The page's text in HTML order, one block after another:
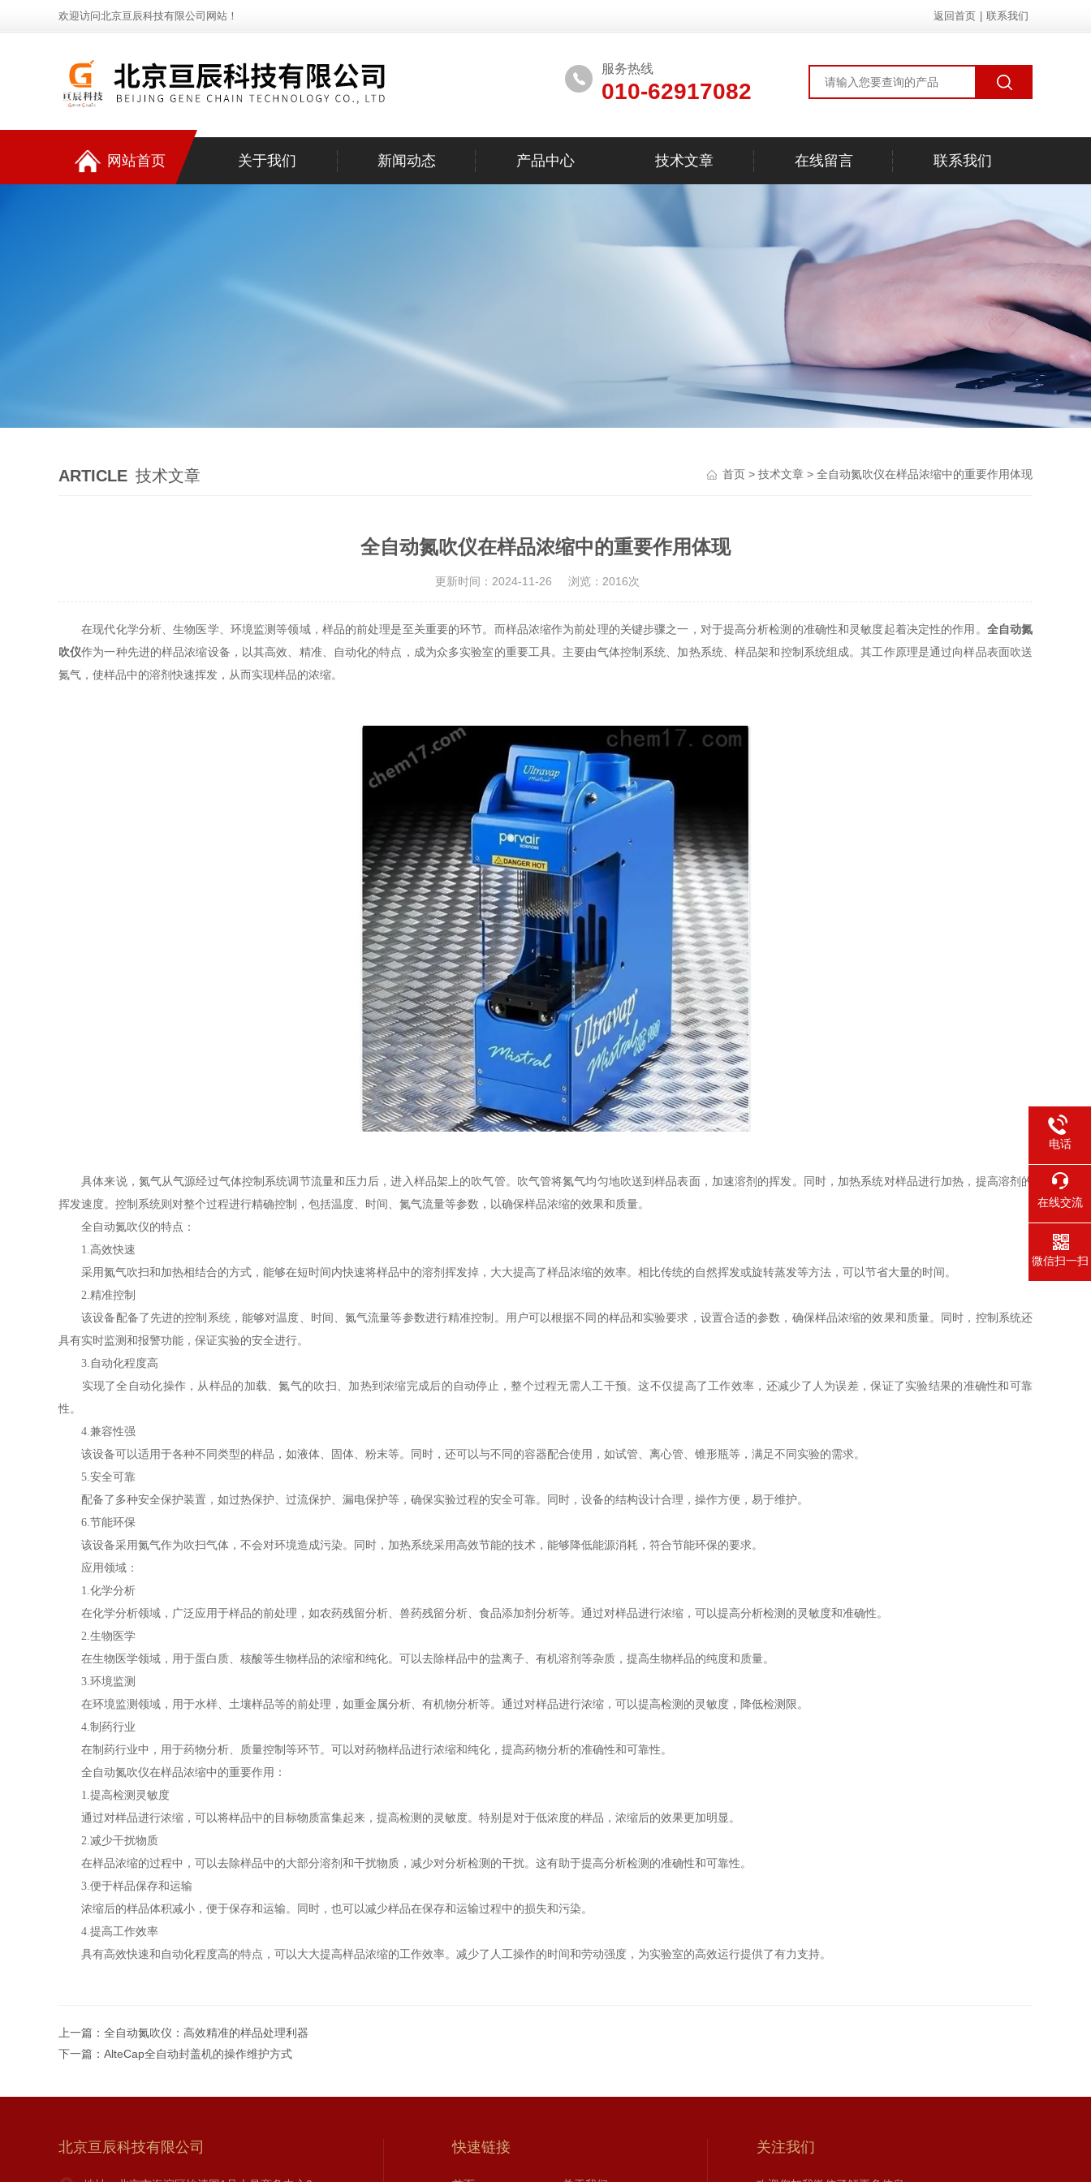
欢迎访问北京亘辰科技有限公司网站！ 返回首页 联系我们
服务热线
010-62917082
网站首页 关于我们 新闻动态 产品中心 技术文章 在线留言 联系我们
ARTICLE 技术文章 首页 > 技术文章 > 全自动氮吹仪在样品浓缩中的重要作用体现
全自动氮吹仪在样品浓缩中的重要作用体现
更新时间：2024-11-26 浏览：2016次
在现代化学分析、生物医学、环境监测等领域，样品的前处理是至关重要的环节。而样品浓缩作为前处理的关键步骤之一，对于提高分析检测的准确性和灵敏度起着决定性的作用。 全自动氮
吹仪作为一种先进的样品浓缩设备，以其高效、精准、自动化的特点，成为众多实验室的重要工具。主要由气体控制系统、加热系统、样品架和控制系统组成。其工作原理是通过向样品表面吹送
氮气，使样品中的溶剂快速挥发，从而实现样品的浓缩。
具体来说，氮气从气源经过气体控制系统调节流量和压力后，进入样品架上的吹气管。吹气管将氮气均匀地吹送到样品表面，加速溶剂的挥发。同时，加热系统对样品进行加热，提高溶剂的
挥发速度。控制系统则对整个过程进行精确控制，包括温度、时间、氮气流量等参数，以确保样品浓缩的效果和质量。
全自动氮吹仪的特点：
1.高效快速
采用氮气吹扫和加热相结合的方式，能够在短时间内快速将样品中的溶剂挥发掉，大大提高了样品浓缩的效率。相比传统的自然挥发或旋转蒸发等方法，可以节省大量的时间。
2.精准控制
该设备配备了先进的控制系统，能够对温度、时间、氮气流量等参数进行精准控制。用户可以根据不同的样品和实验要求，设置合适的参数，确保样品浓缩的效果和质量。同时，控制系统还
具有实时监测和报警功能，保证实验的安全进行。
3.自动化程度高
实现了全自动化操作，从样品的加载、氮气的吹扫、加热到浓缩完成后的自动停止，整个过程无需人工干预。这不仅提高了工作效率，还减少了人为误差，保证了实验结果的准确性和可靠
性。
4.兼容性强
该设备可以适用于各种不同类型的样品，如液体、固体、粉末等。同时，还可以与不同的容器配合使用，如试管、离心管、锥形瓶等，满足不同实验的需求。
5.安全可靠
配备了多种安全保护装置，如过热保护、过流保护、漏电保护等，确保实验过程的安全可靠。同时，设备的结构设计合理，操作方便，易于维护。
6.节能环保
该设备采用氮气作为吹扫气体，不会对环境造成污染。同时，加热系统采用高效节能的技术，能够降低能源消耗，符合节能环保的要求。
应用领域：
1.化学分析
在化学分析领域，广泛应用于样品的前处理，如农药残留分析、兽药残留分析、食品添加剂分析等。通过对样品进行浓缩，可以提高分析检测的灵敏度和准确性。
2.生物医学
在生物医学领域，用于蛋白质、核酸等生物样品的浓缩和纯化。可以去除样品中的盐离子、有机溶剂等杂质，提高生物样品的纯度和质量。
3.环境监测
在环境监测领域，用于水样、土壤样品等的前处理，如重金属分析、有机物分析等。通过对样品进行浓缩，可以提高检测的灵敏度，降低检测限。
4.制药行业
在制药行业中，用于药物分析、质量控制等环节。可以对药物样品进行浓缩和纯化，提高药物分析的准确性和可靠性。
全自动氮吹仪在样品浓缩中的重要作用：
1.提高检测灵敏度
通过对样品进行浓缩，可以将样品中的目标物质富集起来，提高检测的灵敏度。特别是对于低浓度的样品，浓缩后的效果更加明显。
2.减少干扰物质
在样品浓缩的过程中，可以去除样品中的大部分溶剂和干扰物质，减少对分析检测的干扰。这有助于提高分析检测的准确性和可靠性。
3.便于样品保存和运输
浓缩后的样品体积减小，便于保存和运输。同时，也可以减少样品在保存和运输过程中的损失和污染。
4.提高工作效率
具有高效快速和自动化程度高的特点，可以大大提高样品浓缩的工作效率。减少了人工操作的时间和劳动强度，为实验室的高效运行提供了有力支持。
上一篇： 全自动氮吹仪：高效精准的样品处理利器
下一篇： AlteCap全自动封盖机的操作维护方式
北京亘辰科技有限公司 快速链接 关注我们
电话
在线交流
微信扫一扫